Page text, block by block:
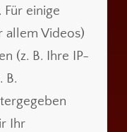
einige
allem Videos)
(z. B. Ihre IP-
B.
Ihr